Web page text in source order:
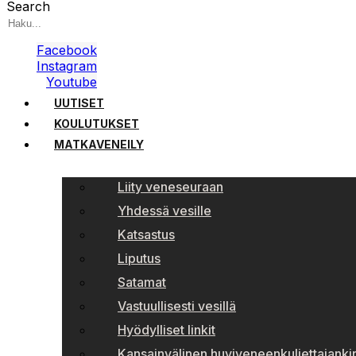
Search
Facebook
Instagram
Youtube
UUTISET
KOULUTUKSET
MATKAVENEILY
Liity veneseuraan
Yhdessä vesille
Katsastus
Liputus
Satamat
Vastuullisesti vesillä
Hyödylliset linkit